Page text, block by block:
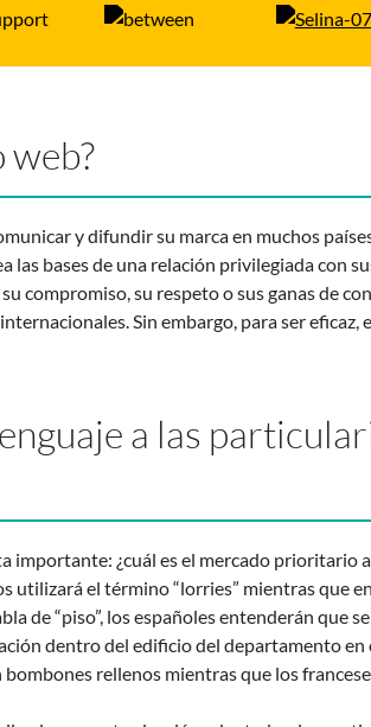
web?
y difundir su marca en muchos
las bases de una relación privilegiada con
compromiso, su respeto o sus ganas de
Sin embargo, para ser
a las
importante: ¿cuál es el mercado prioritario
utilizará el término “lorries” mientras que
de “piso”, los españoles entenderán que
dentro del edificio del departamento
bombones rellenos mientras que los